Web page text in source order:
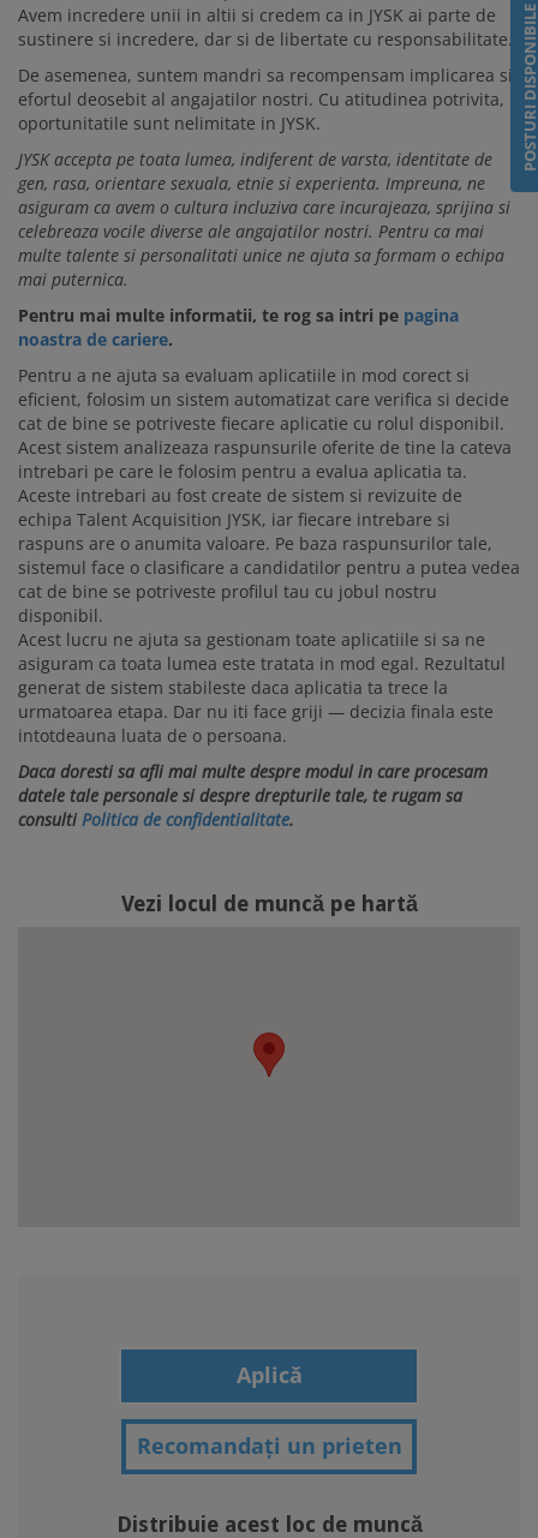
POSTURI
Avem incredere unii in altii si credem ca in JYSK ai parte de
sustinere si incredere, dar si de libertate cu responsabilitate.
De asemenea, suntem mandri sa recompensam implicarea si
efortul deosebit al angajatilor nostri. Cu atitudinea potrivita,
oportunitatile sunt nelimitate in JYSK.
JYSK accepta pe toata lumea, indiferent de varsta, identitate de
gen, rasa, orientare sexuala, etnie si experienta. Impreuna, ne
asiguram ca avem o cultura incluziva care incurajeaza, sprijina si
celebreaza vocile diverse ale angajatilor nostri. Pentru ca mai
multe talente si personalitati unice ne ajuta sa formam o echipa
mai puternica.
Pentru mai multe informatii, te rog sa intri pe pagina
noastra de cariere.
Pentru a ne ajuta sa evaluam aplicatiile in mod corect si
eficient, folosim un sistem automatizat care verifica si decide
cat de bine se potriveste fiecare aplicatie cu rolul disponibil.
Acest sistem analizeaza raspunsurile oferite de tine la cateva
intrebari pe care le folosim pentru a evalua aplicatia ta.
Aceste intrebari au fost create de sistem si revizuite de
echipa Talent Acquisition JYSK, iar fiecare intrebare si
raspuns are o anumita valoare. Pe baza raspunsurilor tale,
sistemul face o clasificare a candidatilor pentru a putea vedea
cat de bine se potriveste profilul tau cu jobul nostru
disponibil.
Acest lucru ne ajuta sa gestionam toate aplicatiile si sa ne
asiguram ca toata lumea este tratata in mod egal. Rezultatul
generat de sistem stabileste daca aplicatia ta trece la
urmatoarea etapa. Dar nu iti face griji — decizia finala este
intotdeauna luata de o persoana.
Daca doresti sa afli mai multe despre modul in care procesam
datele tale personale si despre drepturile tale, te rugam sa
consulti Politica de confidentialitate.
Vezi locul de muncă pe hartă
Aplică
Recomandați un prieten
Distribuie acest loc de muncă